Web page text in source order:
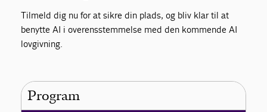
Tilmeld dig nu for at sikre din plads, og bliv klar til at
benytte AI i overensstemmelse med den kommende AI
lovgivning.
Program